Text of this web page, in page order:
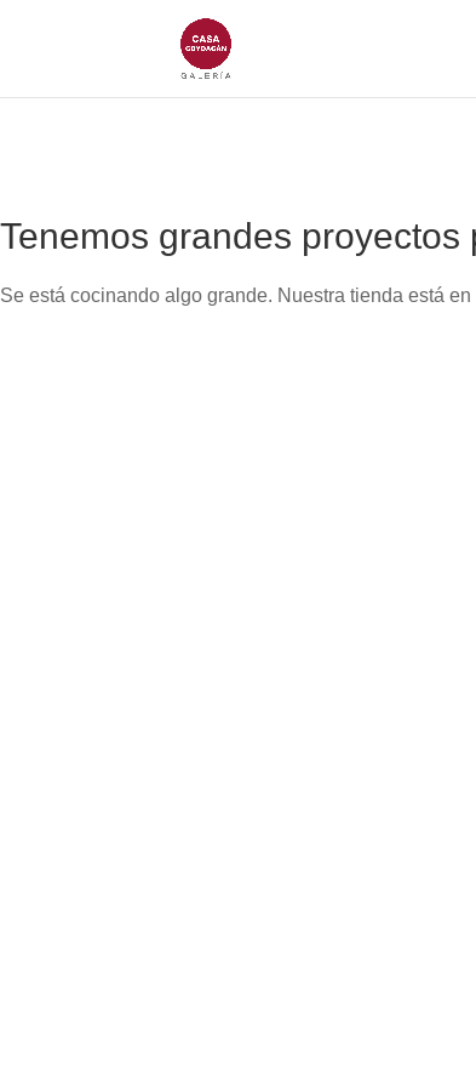
Tenemos grandes proyectos
Se está cocinando algo grande. Nuestra tienda está